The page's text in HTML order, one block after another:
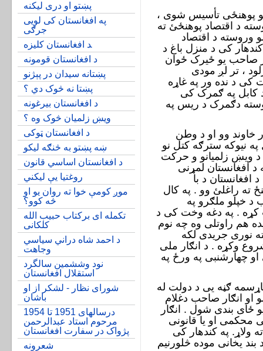
پښتو او دری لی‍کنه
په افغانستان کی لویی
جرګی
‍د افغانستان کلیزه
د افغانستان قومونه
پښتانه سیدان در پېژنو
پښتا نه څوک دي ؟
د افغانستان بیرغونه
ويښ زلمیان څوک وه ؟
د افغانستان ټوک‍ی
ښه پښتو به څنګه لیکو
د افغانستان اساسي قانون
روغتیا یې لیکني
موږ کومې خوا ته روان یو او
څه کوو؟
تکمله ای برکتاب حبیب الله
کلکانی
د احمد شاه دراني سیاسي
وجاهت
نود وششمین سالگرد
استقلال افغانستان
شورای نظار - لشکر از او
باشان
درسالهای 1951 تا 1954
مرحوم استاد عبدالرحمن
پژواک در سفارت افغانستان
شعرونه
پوهنځی تأسيس شوی ،
د اقتصاد پوهنځئ ته
وروسته د اقتصاد
کی د منزل باغ د
صاحب یو ځيرک ځوان
، تر لږ مودی
کی د نده ور په غاړه
صاحب د کابل په ګمرک کی
دګمرک د ريس په
وو او د وطن
نيوکه سترګه کتل نو
همدا سبسب وو چه دئ په کال ۱۳۲۸ د ويښ زلميانو و حرکت
افغانستان لمړنی
وو چه په ۱۳۲۰ کی د افغانستان د با
ته راغلئ وو . په کال
صاحب د خپلو ملګرو په
. په دغه وخت کی د
هم راوتلی وه چه نوم
نوری جريدی لکه
وکړه . د انګار ملی
چهارشنبی په ورځ په
ګڼه يی د دولت له
او انګار صاحب دغلام
بندی شول . انګار
او يا قانونی
ولاړ. په کندهار کی
يخانی موده څلورنیم